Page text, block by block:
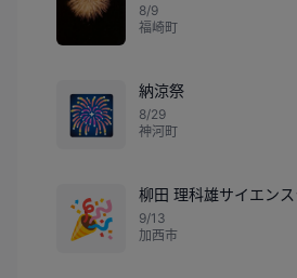
8/9
福崎町
🎆
納涼祭
8/29
神河町
🎉
柳田 理科雄サイエン
9/13
加西市